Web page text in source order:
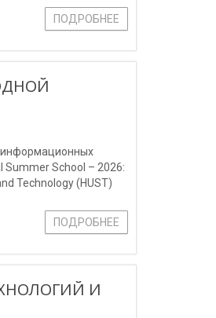
ПОДРОБНЕЕ
информационных
School – 2026:
Technology (HUST)
ПОДРОБНЕЕ
И